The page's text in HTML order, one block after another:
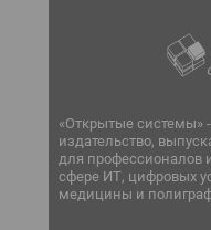
«Открытые системы»
издательство,
для профессионалов
сфере ИТ, цифровых
медицины и